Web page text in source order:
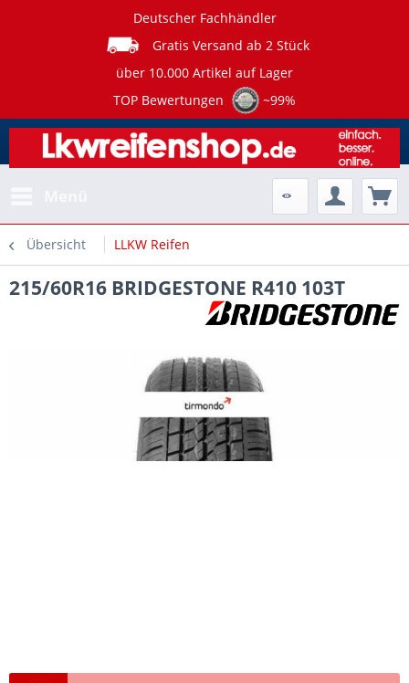
Deutscher Fachhändler
Gratis Versand ab 2 Stück
über 10.000 Artikel auf Lager
TOP Bewertungen
~99%
Übersicht LLKW Reifen
215/60R16 BRIDGESTONE R410 103T